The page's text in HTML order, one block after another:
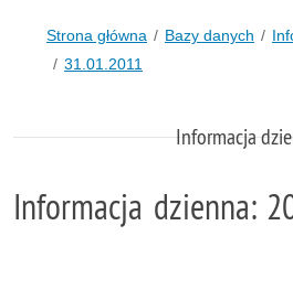
Strona główna Bazy danych
31.01.2011
Informacja
Informacja dzienna: